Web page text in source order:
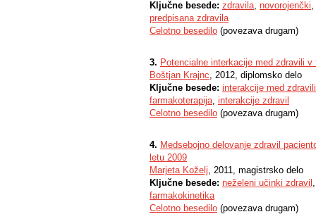
Ključne besede: zdravila, novorojenčki,
predpisana zdravila
Celotno besedilo (povezava drugam)
3. Potencialne interkacije med zdravili
Boštjan Krajnc, 2012, diplomsko delo
Ključne besede: interakcije med zdravili
farmakoterapija, interakcije zdravil
Celotno besedilo (povezava drugam)
4. Medsebojno delovanje zdravil
letu 2009
Marjeta Koželj, 2011, magistrsko delo
Ključne besede: neželeni učinki zdravil
farmakokinetika
Celotno besedilo (povezava drugam)